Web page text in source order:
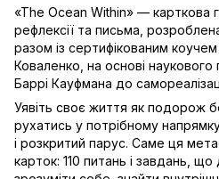
«The Ocean Within» — карткова
рефлексії та письма,
разом із сертифікованим
Коваленко, на основі
Баррі Кауфмана до
Уявіть своє життя як подорож
рухатись у потрібному
і розкритий парус. Саме ця
карток: 110 питань і завдань,